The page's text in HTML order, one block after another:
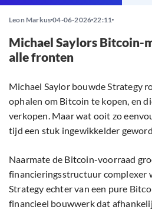
Leon Markus 04-06-2026 22:11
Michael Saylors Bitcoin-
alle fronten
Michael Saylor bouwde Strategy
ophalen om Bitcoin te kopen, en
verkopen. Maar wat ooit zo
tijd een stuk ingewikkelder
Naarmate de Bitcoin-voorraad
financieringsstructuur complexer
Strategy echter van een pure
financieel bouwwerk dat